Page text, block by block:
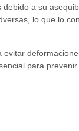
a su
lo que lo
evitar
para